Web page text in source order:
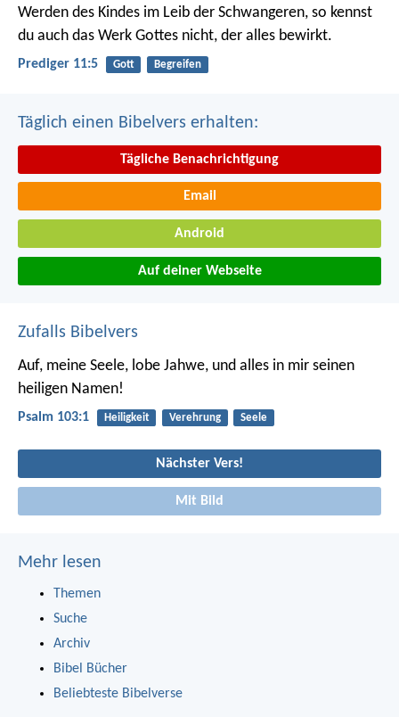
Werden des Kindes im Leib der Schwangeren, so kennst
du auch das Werk Gottes nicht, der alles bewirkt.
Prediger 11:5 Gott Begreifen
Täglich einen Bibelvers erhalten:
Tägliche Benachrichtigung
Email
Android
Auf deiner Webseite
Zufalls Bibelvers
Auf, meine Seele, lobe Jahwe, und alles in mir seinen
heiligen Namen!
Psalm 103:1 Heiligkeit Verehrung Seele
Nächster Vers!
Mit Bild
Mehr lesen
Themen
Suche
Archiv
Bibel Bücher
Beliebteste Bibelverse